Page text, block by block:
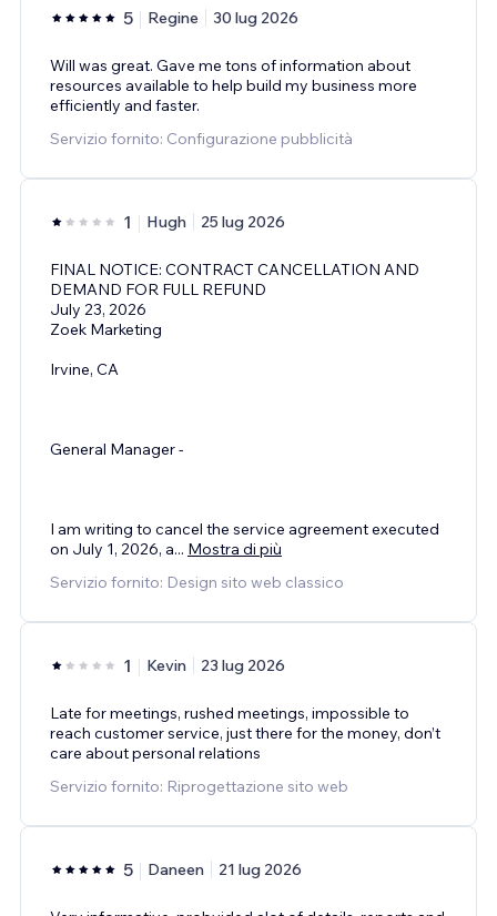
5 Regine 30 lug 2026
Will was great. Gave me tons of information about
resources available to help build my business more
efficiently and faster.
Servizio fornito: Configurazione pubblicità
1 Hugh 25 lug 2026
FINAL NOTICE: CONTRACT CANCELLATION AND
DEMAND FOR FULL REFUND
July 23, 2026
Zoek Marketing
Irvine, CA
General Manager -
I am writing to cancel the service agreement executed
on July 1, 2026, a... Mostra di più
Servizio fornito: Design sito web classico
1 Kevin 23 lug 2026
Late for meetings, rushed meetings, impossible to
reach customer service, just there for the money, don’t
care about personal relations
Servizio fornito: Riprogettazione sito web
5 Daneen 21 lug 2026